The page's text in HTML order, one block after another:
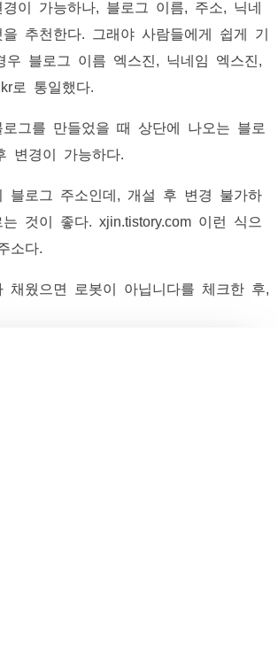
이 가능하나, 블로그 이름, 주소, 닉네
추천한다. 그래야 사람들에게 쉽게 기
우 블로그 이름 엑스진, 닉네임 엑스진,
로 통일했다.
그를 만들었을 때 상단에 나오는 블로
변경이 가능하다.
블로그 주소인데, 개설 후 변경 불가하
것이 좋다. xjin.tistory.com 이런 식으
소다.
채웠으면 로봇이 아닙니다를 체크한 후,